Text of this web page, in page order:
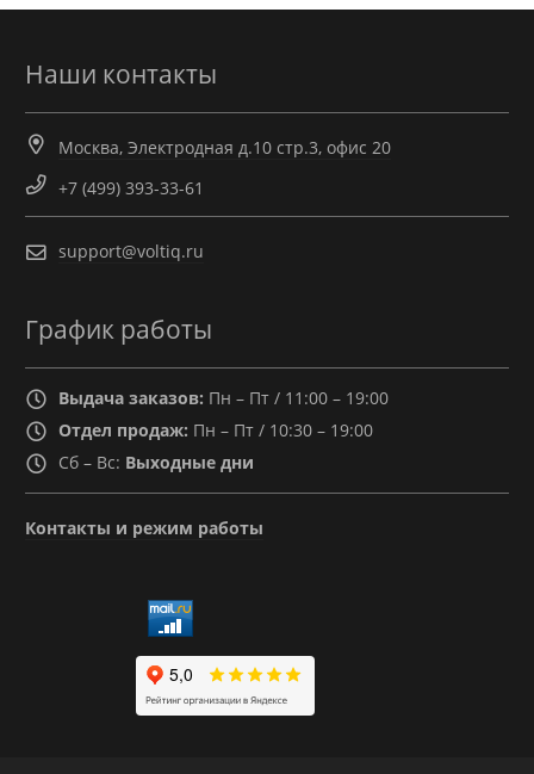
Наши контакты
Москва, Электродная д.10 стр.3, офис 20
+7 (499) 393-33-61
support@voltiq.ru
График работы
Выдача заказов: Пн – Пт / 11:00 – 19:00
Отдел продаж: Пн – Пт / 10:30 – 19:00
Сб – Вс: Выходные дни
Контакты и режим работы